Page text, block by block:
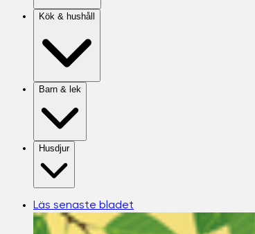
Kök & hushåll
Barn & lek
Husdjur
Läs senaste bladet